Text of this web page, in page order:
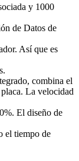
y 1000
de Datos de
Así que es
combina el
La velocidad
El diseño de
el tiempo de